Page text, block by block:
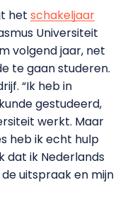
het schakeljaar
Universiteit
volgend jaar, net
te gaan studeren.
“Ik heb in
gestudeerd,
werkt. Maar
heb ik echt hulp
dat ik Nederlands
uitspraak en mijn